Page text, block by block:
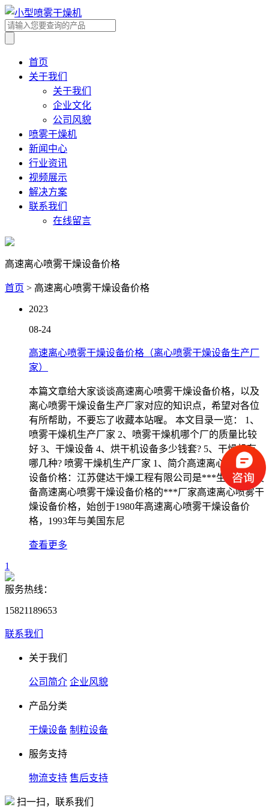
首页
关于我们
关于我们
企业文化
公司风貌
喷雾干燥机
新闻中心
行业资讯
视频展示
解决方案
联系我们
在线留言
高速离心喷雾干燥设备价格
首页 > 高速离心喷雾干燥设备价格
2023
08-24
高速离心喷雾干燥设备价格（离心喷雾干燥设备生产厂
家）
本篇文章给大家谈谈高速离心喷雾干燥设备价格，以及
离心喷雾干燥设备生产厂家对应的知识点，希望对各位
有所帮助，不要忘了收藏本站喔。 本文目录一览： 1、
喷雾干燥机生产厂家 2、喷雾干燥机哪个厂的质量比较
好 3、干燥设备 4、烘干机设备多少钱套? 5、干燥机有
哪几种? 喷雾干燥机生产厂家 1、简介高速离心喷雾干燥
设备价格：江苏健达干燥工程有限公司是***生产干燥设
备高速离心喷雾干燥设备价格的***厂家高速离心喷雾干
燥设备价格，始创于1980年高速离心喷雾干燥设备价
格，1993年与美国东尼
查看更多
1
服务热线：
15821189653
联系我们
关于我们
公司简介 企业风貌
产品分类
干燥设备 制粒设备
服务支持
物流支持 售后支持
扫一扫，联系我们